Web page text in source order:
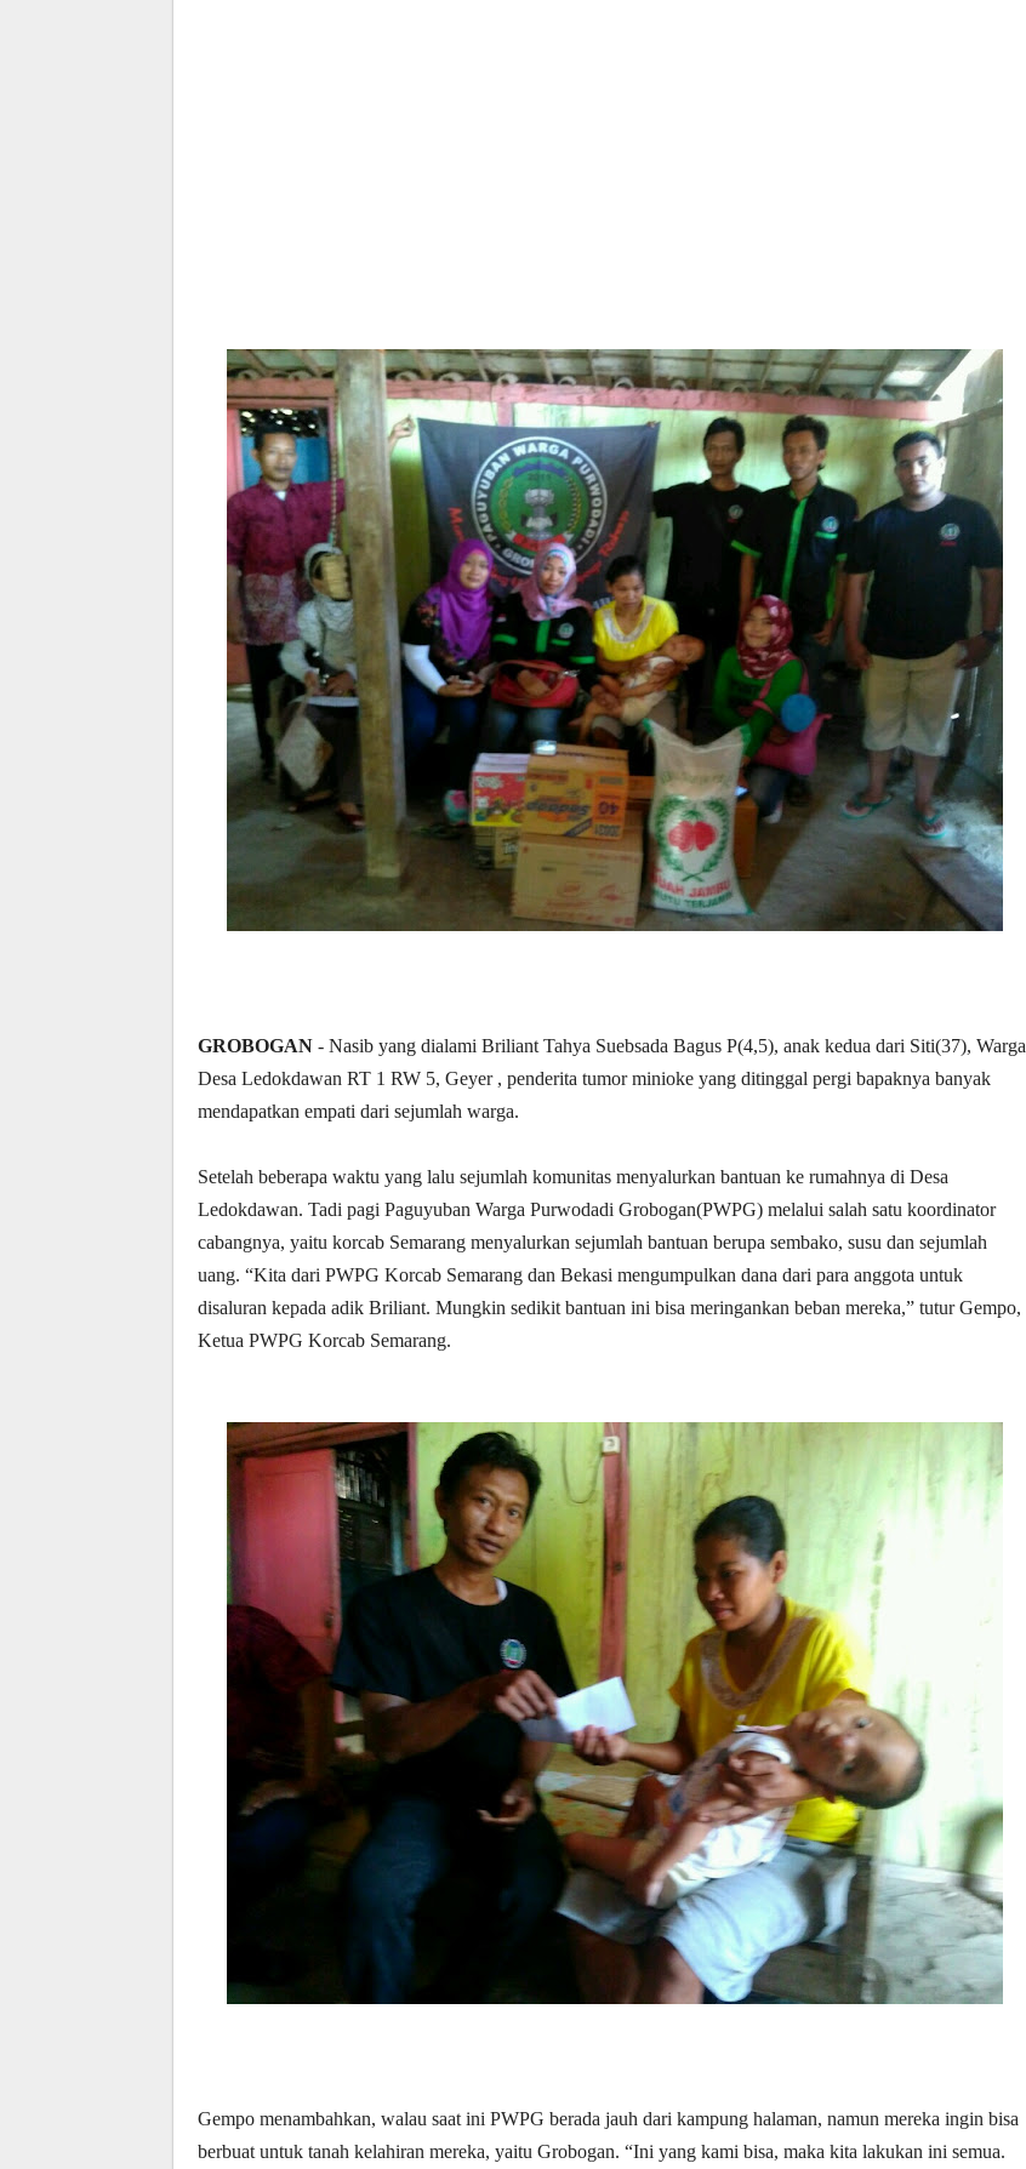
GROBOGAN - Nasib yang dialami Briliant Tahya Suebsada Bagus P(4,5), anak kedua dari Siti(37), Warga
Desa Ledokdawan RT 1 RW 5, Geyer , penderita tumor minioke yang ditinggal pergi bapaknya banyak
mendapatkan empati dari sejumlah warga.
Setelah beberapa waktu yang lalu sejumlah komunitas menyalurkan bantuan ke rumahnya di Desa
Ledokdawan. Tadi pagi Paguyuban Warga Purwodadi Grobogan(PWPG) melalui salah satu koordinator
cabangnya, yaitu korcab Semarang menyalurkan sejumlah bantuan berupa sembako, susu dan sejumlah
uang. “Kita dari PWPG Korcab Semarang dan Bekasi mengumpulkan dana dari para anggota untuk
disaluran kepada adik Briliant. Mungkin sedikit bantuan ini bisa meringankan beban mereka,” tutur Gempo,
Ketua PWPG Korcab Semarang.
Gempo menambahkan, walau saat ini PWPG berada jauh dari kampung halaman, namun mereka ingin bisa
berbuat untuk tanah kelahiran mereka, yaitu Grobogan. “Ini yang kami bisa, maka kita lakukan ini semua.